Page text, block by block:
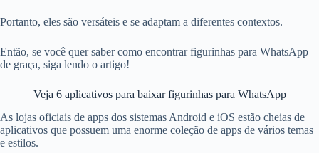
Portanto, eles são versáteis e se adaptam a diferentes contextos.
Então, se você quer saber como encontrar figurinhas para WhatsApp
de graça, siga lendo o artigo!
Veja 6 aplicativos para baixar figurinhas para WhatsApp
As lojas oficiais de apps dos sistemas Android e iOS estão cheias de
aplicativos que possuem uma enorme coleção de apps de vários temas
e estilos.